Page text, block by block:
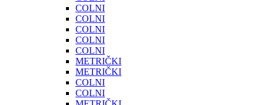
COLNI
COLNI
COLNI
COLNI
COLNI
METRIČKI
METRIČKI
COLNI
COLNI